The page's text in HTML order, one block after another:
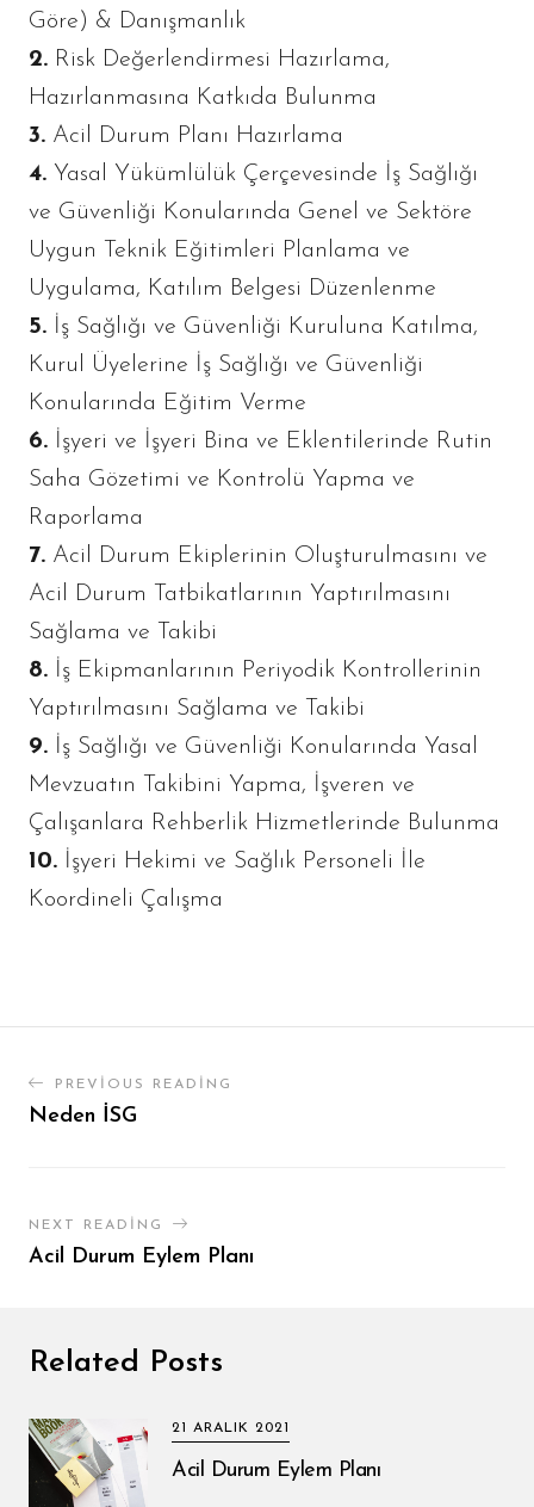
Göre) & Danışmanlık
2. Risk Değerlendirmesi Hazırlama,
Hazırlanmasına Katkıda Bulunma
3. Acil Durum Planı Hazırlama
4. Yasal Yükümlülük Çerçevesinde İş Sağlığı
ve Güvenliği Konularında Genel ve Sektöre
Uygun Teknik Eğitimleri Planlama ve
Uygulama, Katılım Belgesi Düzenlenme
5. İş Sağlığı ve Güvenliği Kuruluna Katılma,
Kurul Üyelerine İş Sağlığı ve Güvenliği
Konularında Eğitim Verme
6. İşyeri ve İşyeri Bina ve Eklentilerinde Rutin
Saha Gözetimi ve Kontrolü Yapma ve
Raporlama
7. Acil Durum Ekiplerinin Oluşturulmasını ve
Acil Durum Tatbikatlarının Yaptırılmasını
Sağlama ve Takibi
8. İş Ekipmanlarının Periyodik Kontrollerinin
Yaptırılmasını Sağlama ve Takibi
9. İş Sağlığı ve Güvenliği Konularında Yasal
Mevzuatın Takibini Yapma, İşveren ve
Çalışanlara Rehberlik Hizmetlerinde Bulunma
10. İşyeri Hekimi ve Sağlık Personeli İle
Koordineli Çalışma
PREVIOUS READING
Neden İSG
NEXT READING
Acil Durum Eylem Planı
Related Posts
21 ARALIK 2021
Acil Durum Eylem Planı